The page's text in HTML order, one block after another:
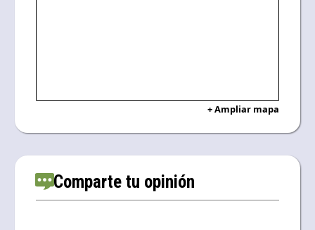
Comparte tu opinión
+ Ampliar mapa